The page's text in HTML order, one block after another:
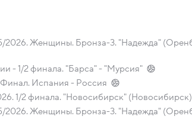
2026. Женщины. Бронза-3. "Надежда"
- 1/2 финала. "Барса" - "Мурсия"
Испания - Россия
1/2 финала. "Новосибирск"
2026. Женщины. Бронза-3. "Надежда"